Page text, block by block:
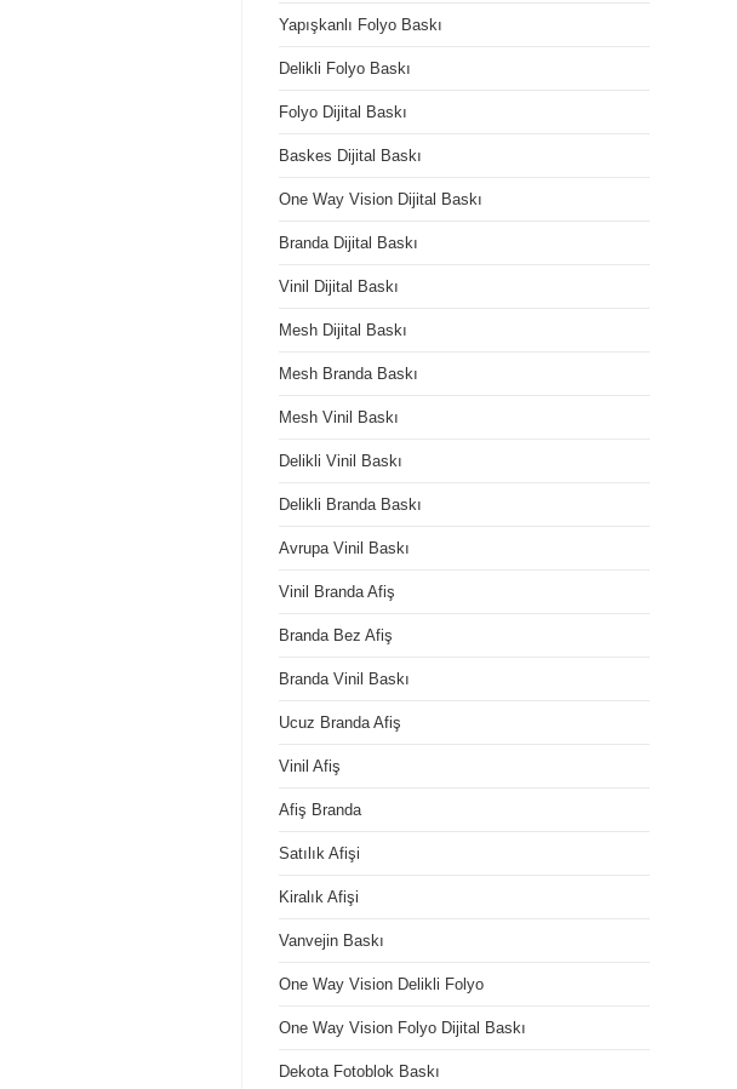
Yapışkanlı Folyo Baskı
Delikli Folyo Baskı
Folyo Dijital Baskı
Baskes Dijital Baskı
One Way Vision Dijital Baskı
Branda Dijital Baskı
Vinil Dijital Baskı
Mesh Dijital Baskı
Mesh Branda Baskı
Mesh Vinil Baskı
Delikli Vinil Baskı
Delikli Branda Baskı
Avrupa Vinil Baskı
Vinil Branda Afiş
Branda Bez Afiş
Branda Vinil Baskı
Ucuz Branda Afiş
Vinil Afiş
Afiş Branda
Satılık Afişi
Kiralık Afişi
Vanvejin Baskı
One Way Vision Delikli Folyo
One Way Vision Folyo Dijital Baskı
Dekota Fotoblok Baskı